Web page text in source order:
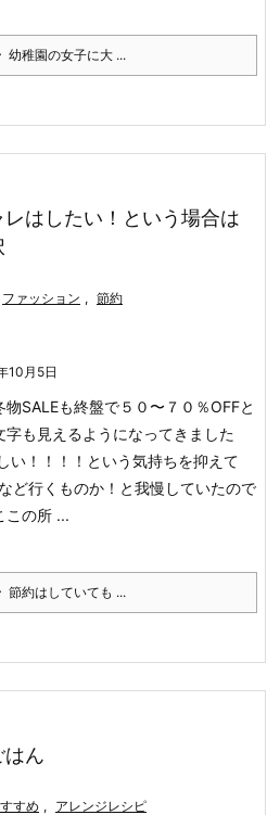
幼稚園の女子に大 ...
はしたい！という場合は
ファッション , 節約
10月5日
物SALEも終盤で５０〜７０％OFFと
字も見えるようになってきました
い！！！！ という気持ちを抑えて
ど行くものか！と我慢していたので
この所 ...
節約はしていても ...
はん
すめ , アレンジレシピ